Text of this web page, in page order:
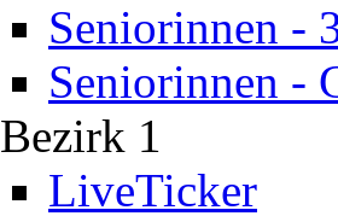
Seniorinnen -
Seniorinnen -
Bezirk 1
LiveTicker